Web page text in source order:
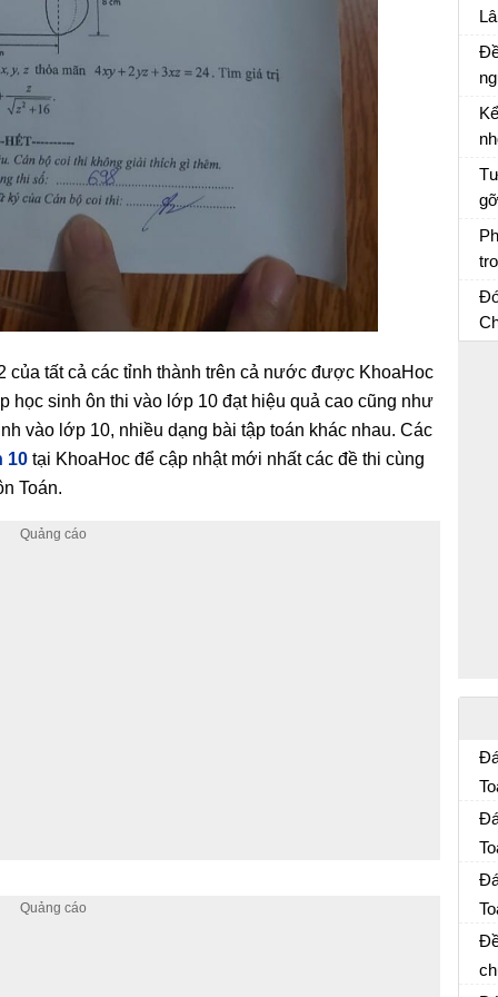
tất cả các tỉnh thành trên cả nước được KhoaHoc
học sinh ôn thi vào lớp 10 đạt hiệu quả cao cũng như
vào lớp 10, nhiều dạng bài tập toán khác nhau. Các
10 tại KhoaHoc để cập nhật mới nhất các đề thi cùng
Toán.